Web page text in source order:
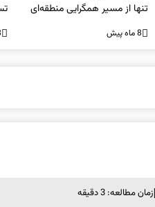
تسلیم تهدیدات و تجاوزات
نخواهند شد و متحد و منسجم
8 ماه پیش 8
زمان مطالعه: 3 دقیقه